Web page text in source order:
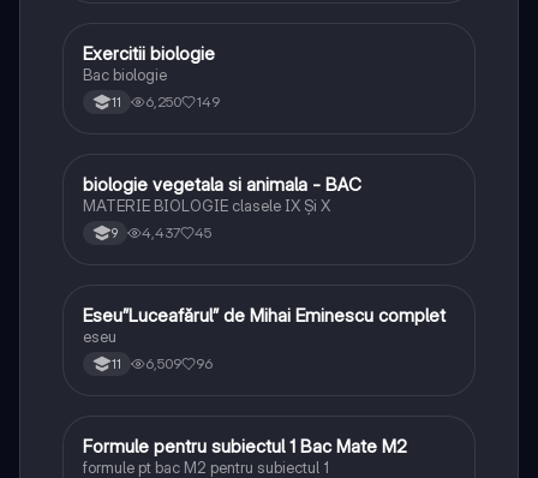
Biologie
Exercitii biologie
Bac biologie
11 6,250 149
Biologie
biologie vegetala si animala - BAC
MATERIE BIOLOGIE clasele IX Şi X
9 4,437 45
Limba și literatura română
Eseu”Luceafărul” de Mihai Eminescu complet
eseu
11 6,509 96
Matematică
Formule pentru subiectul 1 Bac Mate M2
formule pt bac M2 pentru subiectul 1